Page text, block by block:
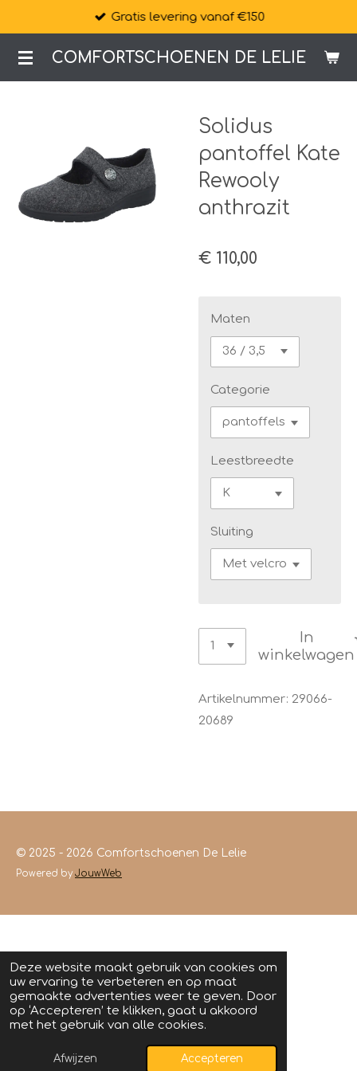
Deze website maakt gebruik van cookies om
uw ervaring te verbeteren en op maat
gemaakte advertenties weer te geven. Door
op ‘Accepteren’ te klikken, gaat u akkoord
met het gebruik van alle cookies.
Afwijzen Accepteren
naar
de
COMFORTSCHOENEN DE LELIE
Gratis levering vanaf €150
Solidus
pantoffel Kate
Rewooly
anthrazit
€ 110,00
Maten
Categorie
Leestbreedte
Sluiting
In
winkelwagen
Artikelnummer: 29066-
20689
© 2025 - 2026 Comfortschoenen De Lelie
Powered byJouwWeb